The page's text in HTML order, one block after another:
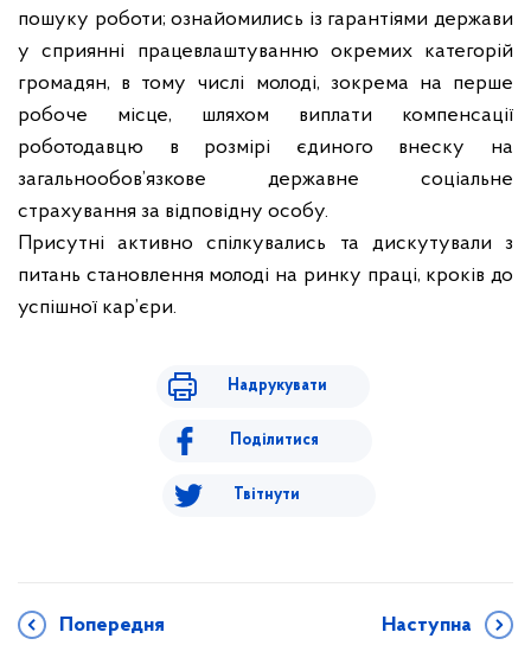
пошуку роботи; ознайомились із гарантіями держави
у сприянні працевлаштуванню окремих категорій
громадян, в тому числі молоді, зокрема на перше
робоче місце, шляхом виплати компенсації
роботодавцю в розмірі єдиного внеску на
загальнообов’язкове державне соціальне
страхування за відповідну особу.
Присутні активно спілкувались та дискутували з
питань становлення молоді на ринку праці, кроків до
успішної кар’єри.
Надрукувати
Поділитися
Твітнути
Попередня Наступна